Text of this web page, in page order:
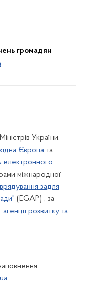
громадян
України.
Європа та
електронного
міжнародної
задля
(EGAP) , за
розвитку та